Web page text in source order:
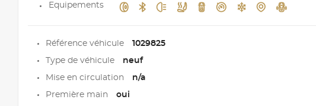
Equipements
Référence véhicule 1029825
Type de véhicule neuf
Mise en circulation n/a
Première main oui